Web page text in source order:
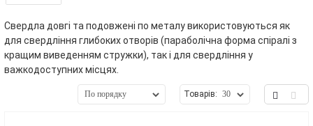
Свердла довгі та подовжені по металу використовуються як
для свердління глибоких отворів (параболічна форма спіралі з
кращим виведенням стружки), так і для свердління у
важкодоступних місцях.
Товарів: